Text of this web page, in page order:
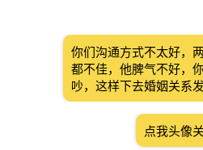
你们沟通方式不太好，
都不佳，他脾气不好，
吵，这样下去婚姻关系
点我头像